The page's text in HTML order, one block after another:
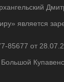
является
85677 от